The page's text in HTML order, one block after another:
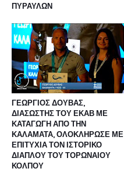
ΠΥΡΑΥΛΩΝ
ΓΕΩΡΓΙΟΣ ΔΟΥΒΑΣ,
ΔΙΑΣΩΣΤΗΣ ΤΟΥ ΕΚΑΒ ΜΕ
ΚΑΤΑΓΩΓΗ ΑΠΟ ΤΗΝ
ΚΑΛΑΜΑΤΑ, ΟΛΟΚΛΗΡΩΣΕ ΜΕ
ΕΠΙΤΥΧΙΑ ΤΟΝ ΙΣΤΟΡΙΚΟ
ΔΙΑΠΛΟΥ ΤΟΥ ΤΟΡΩΝΑΙΟΥ
ΚΟΛΠΟΥ